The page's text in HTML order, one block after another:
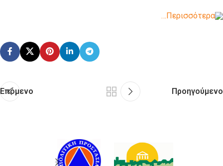
…Περισσότερα
Επόμενο Προηγούμενο